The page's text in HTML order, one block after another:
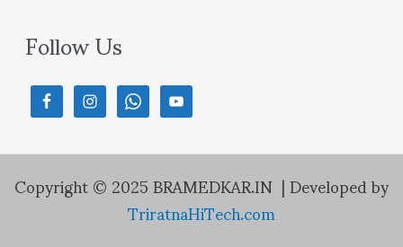
Follow Us
Copyright © 2025 BRAMEDKAR.IN | Developed by
TriratnaHiTech.com